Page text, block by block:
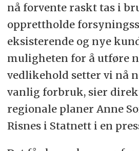
5 MW:Typisk for
industribedrifter,
oppdrettsanlegg,
cruiseskip eller 1500-
husstander.
Kilde: Statnett
nå forvente raskt tas i
opprettholde
eksisterende og nye
muligheten for å utføre
vedlikehold setter vi nå
vanlig forbruk, sier
regionale planer Anne
Risnes i Statnett i en